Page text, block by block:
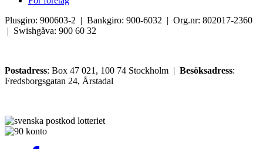
Plusgiro: 900603-2 | Bankgiro: 900-6032 | Org.nr: 802017-2360
| Swishgåva: 900 60 32
Postadress: Box 47 021, 100 74 Stockholm | Besöksadress:
Fredsborgsgatan 24, Årstadal